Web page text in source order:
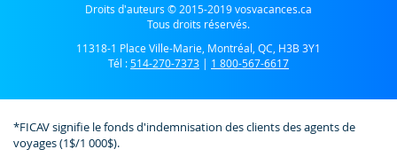
Droits d'auteurs © 2015-2019 vosvacances.ca
Tous droits réservés.
11318-1 Place Ville-Marie, Montréal, QC, H3B 3Y1
Tél :514-270-7373 | 1 800-567-6617
*FICAV signifie le fonds d'indemnisation des clients des agents de
voyages (1$/1 000$).